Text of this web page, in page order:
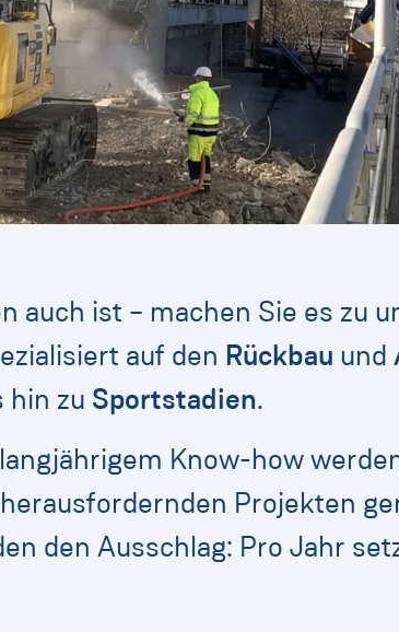
auch ist – machen Sie es zu
auf den Rückbau und
hin zu Sportstadien.
Know-how
Projekten
den Ausschlag: Pro Jahr